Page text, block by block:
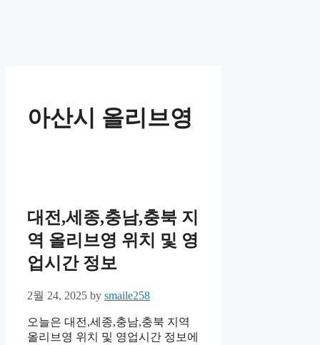
아산시 올리브영
대전,세종,충남,충북 지
역 올리브영 위치 및 영
업시간 정보
2월 24, 2025 by smaile258
오늘은 대전,세종,충남,충북 지역
올리브영 위치 및 영업시간 정보에